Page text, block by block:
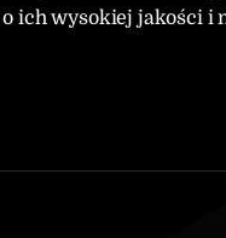
ich wysokiej jakości i